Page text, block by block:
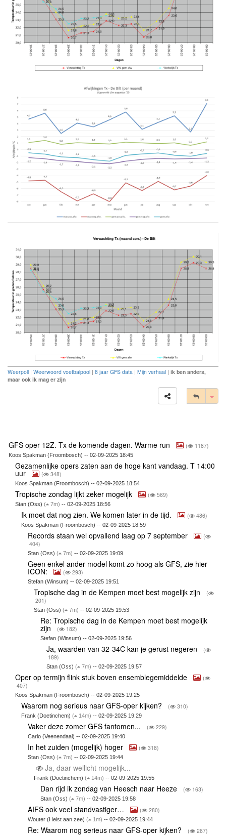
Weerpoll | Weerwoord voetbalpool | 8 jaar GFS data | Mijn verhaal | ik ben anders,
maar ook ik mag er zijn
GFS oper 12Z. Tx de komende dagen. Warme run ( 1187)
Koos Spakman (Froombosch) -- 02-09-2025 18:45
Gezamenlijke opers zaten aan de hoge kant vandaag. T 14:00
uur ( 348)
Koos Spakman (Froombosch) -- 02-09-2025 18:54
Tropische zondag lijkt zeker mogelijk ( 569)
Stan (Oss) ( 7m) -- 02-09-2025 18:56
Ik moet dat nog zien. We komen later in de tijd. ( 486)
Koos Spakman (Froombosch) -- 02-09-2025 18:59
Records staan wel opvallend laag op 7 september
(
404)
Stan (Oss) ( 7m) -- 02-09-2025 19:09
Geen enkel ander model komt zo hoog als GFS, zie hier
ICON: ( 293)
Stefan (Winsum) -- 02-09-2025 19:51
Tropische dag in de Kempen moet best mogelijk zijn
(
201)
Stan (Oss)( 7m) -- 02-09-2025 19:53
Re: Tropische dag in de Kempen moet best mogelijk
zijn ( 182)
Stefan (Winsum) -- 02-09-2025 19:56
Ja, waarden van 32-34C kan je gerust negeren
(
189)
Stan (Oss)( 7m) -- 02-09-2025 19:57
Oper op termijn flink stuk boven ensemblegemiddelde
(
407)
Koos Spakman (Froombosch) -- 02-09-2025 19:25
Waarom nog serieus naar GFS-oper kijken? ( 310)
Frank (Doetinchem)( 14m) -- 02-09-2025 19:29
Vaker deze zomer GFS fantomen... ( 229)
Carlo (Veenendaal) -- 02-09-2025 19:40
In het zuiden (mogelijk) hoger ( 318)
Stan (Oss) ( 7m) -- 02-09-2025 19:44
Ja, daar wellicht mogelijk...
Frank (Doetinchem)( 14m) -- 02-09-2025 19:55
Dan rijd ik zondag van Heesch naar Heeze ( 163)
Stan (Oss) ( 7m) -- 02-09-2025 19:58
AIFS ook veel standvastiger… ( 280)
Wouter (Heist aan zee) ( 1m) -- 02-09-2025 19:44
Re: Waarom nog serieus naar GFS-oper kijken? ( 267)